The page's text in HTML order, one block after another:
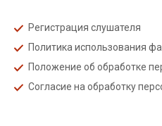
Регистрация слушателя
Политика использования
Положение об обработке
Согласие на обработку